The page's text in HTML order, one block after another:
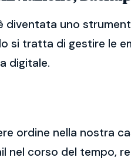
uno
si tratta di gestire le
digitale.
ordine nella nostra
nel corso del tempo,